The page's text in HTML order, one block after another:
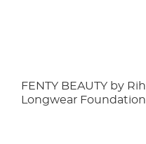
FENTY BEAUTY by
Longwear